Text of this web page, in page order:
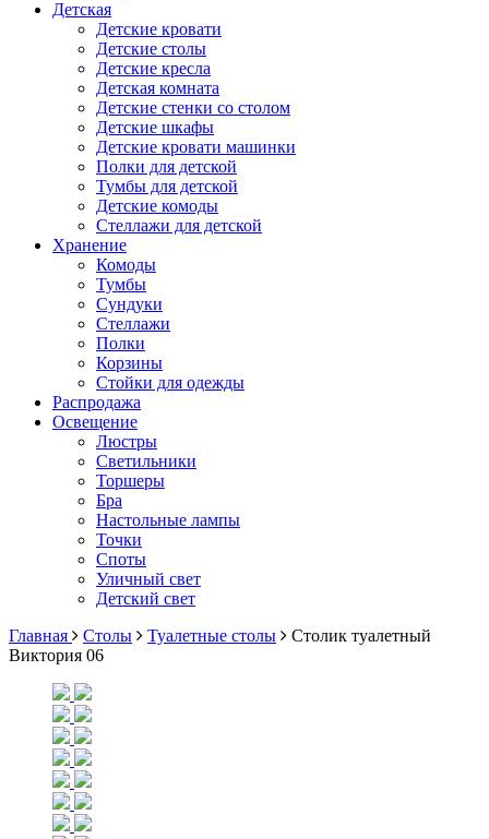
Детская
Детские кровати
Детские столы
Детские кресла
Детская комната
Детские стенки со столом
Детские шкафы
Детские кровати машинки
Полки для детской
Тумбы для детской
Детские комоды
Стеллажи для детской
Хранение
Комоды
Тумбы
Сундуки
Стеллажи
Полки
Корзины
Стойки для одежды
Распродажа
Освещение
Люстры
Светильники
Торшеры
Бра
Настольные лампы
Точки
Споты
Уличный свет
Детский свет
Главная
Столы Туалетные столы
Столик туалетный
Виктория 06